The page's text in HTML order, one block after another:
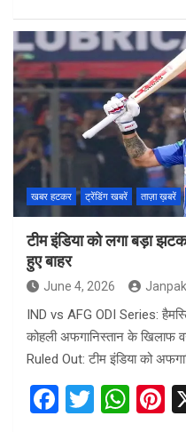
ce
b
o
o
k
tt
er
at
s
A
p
p
t
खबर हटकर ट्रेंडिंग खबरें ताज़ा ख़बरें
टीम इंडिया को लगा बड़ा
हुए बाहर
June 4, 2026
IND vs AFG ODI Series:
कोहली अफगानिस्तान के खिलाफ
Ruled Out: टीम इंडिया को
F
T
W